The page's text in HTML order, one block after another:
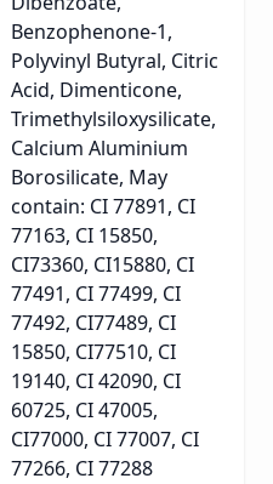
Benzophenone-1,
Polyvinyl Butyral, Citric
Acid, Dimenticone,
Trimethylsiloxysilicate,
Calcium Aluminium
Borosilicate, May
contain: CI 77891, CI
77163, CI 15850,
CI73360, CI15880, CI
77491, CI 77499, CI
77492, CI77489, CI
15850, CI77510, CI
19140, CI 42090, CI
60725, CI 47005,
CI77000, CI 77007, CI
77266, CI 77288